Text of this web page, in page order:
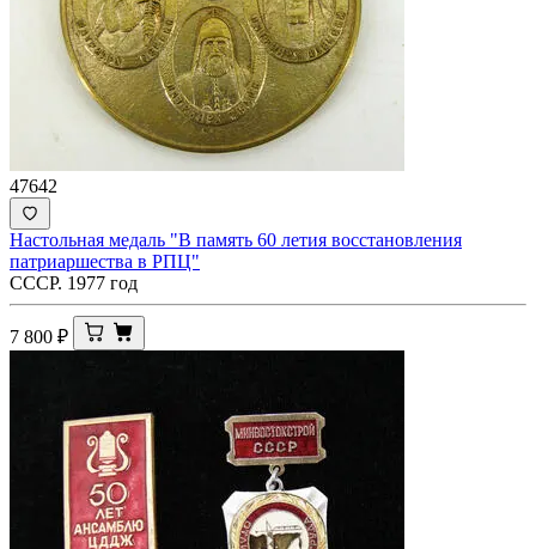
47642
Настольная медаль "В память 60 летия восстановления
патриаршества в РПЦ"
СССР. 1977 год
7 800 ₽